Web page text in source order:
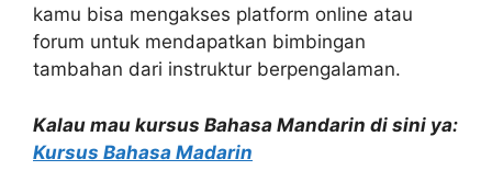
kamu bisa mengakses platform online atau
forum untuk mendapatkan bimbingan
tambahan dari instruktur berpengalaman.
Kalau mau kursus Bahasa Mandarin di sini ya:
Kursus Bahasa Madarin